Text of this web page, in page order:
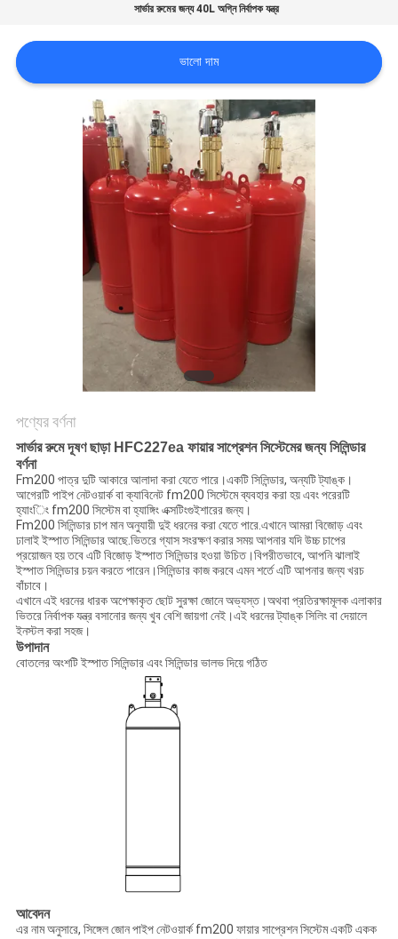
সাইট
PRIVACY
সার্ভার রুমের জন্য 40L অগ্নি নির্বাপক যন্ত্র
ভালো দাম
পণ্যের বর্ণনা
সার্ভার রুমে দূষণ ছাড়া HFC227ea ফায়ার সাপ্রেশন সিস্টেমের জন্য সিলিন্ডার
বর্ণনা
Fm200 পাত্র দুটি আকারে আলাদা করা যেতে পারে।একটি সিলিন্ডার, অন্যটি ট্যাঙ্ক।
আগেরটি পাইপ নেটওয়ার্ক বা ক্যাবিনেট fm200 সিস্টেমে ব্যবহার করা হয় এবং পরেরটি
হ্যাংিং fm200 সিস্টেম বা হ্যাঙ্গিং এক্সটিংগুইশারের জন্য।
Fm200 সিলিন্ডার চাপ মান অনুযায়ী দুই ধরনের করা যেতে পারে.এখানে আমরা বিজোড় এবং
ঢালাই ইস্পাত সিলিন্ডার আছে.ভিতরে গ্যাস সংরক্ষণ করার সময় আপনার যদি উচ্চ চাপের
প্রয়োজন হয় তবে এটি বিজোড় ইস্পাত সিলিন্ডার হওয়া উচিত।বিপরীতভাবে, আপনি ঝালাই
ইস্পাত সিলিন্ডার চয়ন করতে পারেন।সিলিন্ডার কাজ করবে এমন শর্তে এটি আপনার জন্য খরচ
বাঁচাবে।
এখানে এই ধরনের ধারক অপেক্ষাকৃত ছোট সুরক্ষা জোনে অভ্যস্ত।অথবা প্রতিরক্ষামূলক এলাকার
ভিতরে নির্বাপক যন্ত্র বসানোর জন্য খুব বেশি জায়গা নেই।এই ধরনের ট্যাঙ্ক সিলিং বা দেয়ালে
ইনস্টল করা সহজ।
উপাদান
বোতলের অংশটি ইস্পাত সিলিন্ডার এবং সিলিন্ডার ভালভ দিয়ে গঠিত
আবেদন
এর নাম অনুসারে, সিঙ্গেল জোন পাইপ নেটওয়ার্ক fm200 ফায়ার সাপ্রেশন সিস্টেম একটি একক